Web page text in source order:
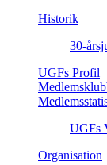
Historik
30-
UGFs Profil
UGFs
Organisation